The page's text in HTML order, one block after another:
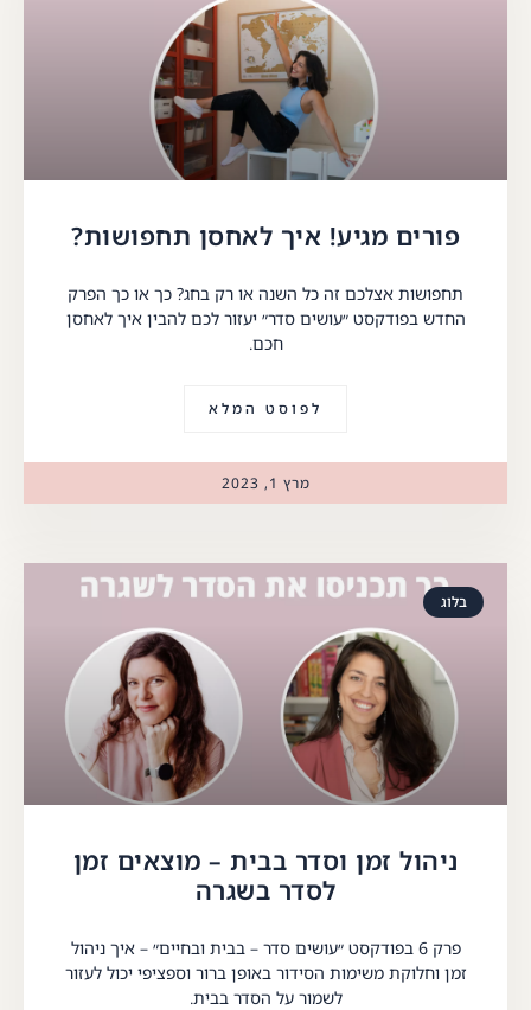
פורים מגיע! איך לאחסן תחפושות?
תחפושות אצלכם זה כל השנה או רק בחג? כך או כך הפרק
החדש בפודקסט ״עושים סדר״ יעזור לכם להבין איך לאחסן
חכם.
לפוסט המלא
מרץ 1, 2023
בלוג
ניהול זמן וסדר בבית – מוצאים זמן
לסדר בשגרה
פרק 6 בפודקסט ״עושים סדר – בבית ובחיים״ – איך ניהול
זמן וחלוקת משימות הסידור באופן ברור וספציפי יכול לעזור
לשמור על הסדר בבית.